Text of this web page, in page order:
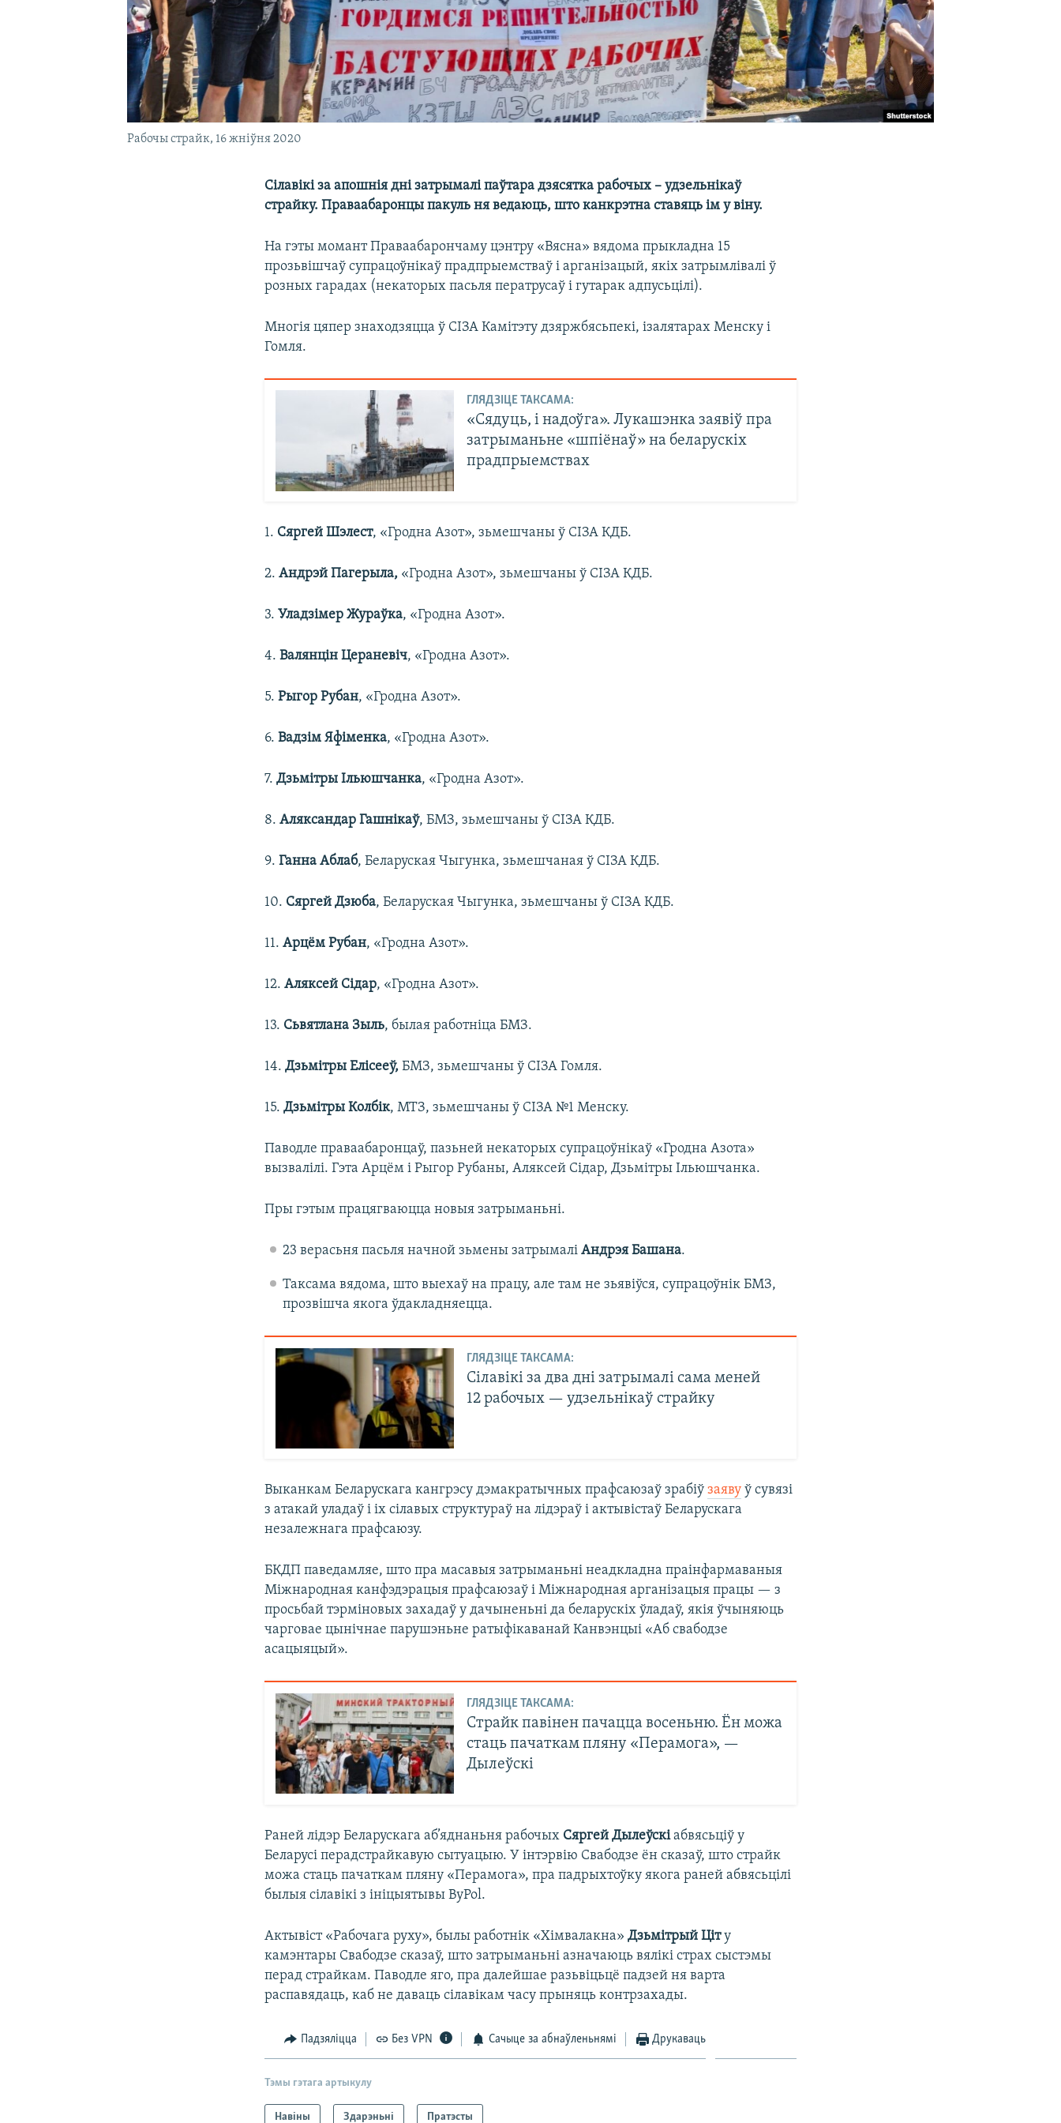
Рабочы страйк, 16 жніўня 2020
Сілавікі за апошнія дні затрымалі паўтара дзясятка рабочых – удзельнікаў
страйку. Праваабаронцы пакуль ня ведаюць, што канкрэтна ставяць ім у віну.
На гэты момант Праваабарончаму цэнтру «Вясна» вядома прыкладна 15
прозьвішчаў супрацоўнікаў прадпрыемстваў і арганізацый, якіх затрымлівалі ў
розных гарадах (некаторых пасьля ператрусаў і гутарак адпусьцілі).
Многія цяпер знаходзяцца ў СІЗА Камітэту дзяржбясьпекі, ізалятарах Менску і
Гомля.
ГЛЯДЗІЦЕ ТАКСАМА:
«Сядуць, і надоўга». Лукашэнка заявіў пра
затрыманьне «шпіёнаў» на беларускіх
прадпрыемствах
1. Сяргей Шэлест, «Гродна Азот», зьмешчаны ў СІЗА КДБ.
2.Андрэй Пагерыла, «Гродна Азот», зьмешчаны ў СІЗА КДБ.
3.Уладзімер Жураўка, «Гродна Азот».
4.Валянцін Цераневіч, «Гродна Азот».
5.Рыгор Рубан, «Гродна Азот».
6.Вадзім Яфіменка, «Гродна Азот».
7.Дзьмітры Ільюшчанка, «Гродна Азот».
8.Аляксандар Гашнікаў, БМЗ, зьмешчаны ў СІЗА КДБ.
9.Ганна Аблаб, Беларуская Чыгунка, зьмешчаная ў СІЗА КДБ.
10. Сяргей Дзюба, Беларуская Чыгунка, зьмешчаны ў СІЗА КДБ.
11.Арцём Рубан, «Гродна Азот».
12.Аляксей Сідар, «Гродна Азот».
13. Сьвятлана Зыль, былая работніца БМЗ.
14.Дзьмітры Елісееў,БМЗ, зьмешчаны ў СІЗА Гомля.
15.Дзьмітры Колбік, МТЗ, зьмешчаны ў СІЗА №1 Менску.
Паводле праваабаронцаў, пазьней некаторых супрацоўнікаў «Гродна Азота»
вызвалілі. Гэта Арцём і Рыгор Рубаны, Аляксей Сідар, Дзьмітры Ільюшчанка.
Пры гэтым працягваюцца новыя затрыманьні.
23 верасьня пасьля начной зьмены затрымалі Андрэя Башана.
Таксама вядома, што выехаў на працу, але там не зьявіўся, супрацоўнік БМЗ,
прозвішча якога ўдакладняецца.
ГЛЯДЗІЦЕ ТАКСАМА:
Сілавікі за два дні затрымалі сама меней
12 рабочых — удзельнікаў страйку
Выканкам Беларускага кангрэсу дэмакратычных прафсаюзаў зрабіўзаяву ў сувязі
з атакай уладаў і іх сілавых структураў на лідэраў і актывістаў Беларускага
незалежнага прафсаюзу.
БКДП паведамляе, што пра масавыя затрыманьні неадкладна праінфармаваныя
Міжнародная канфэдэрацыя прафсаюзаў і Міжнародная арганізацыя працы — з
просьбай тэрміновых захадаў у дачыненьні да беларускіх ўладаў, якія ўчыняюць
чарговае цынічнае парушэньне ратыфікаванай Канвэнцыі «Аб свабодзе
асацыяцый».
ГЛЯДЗІЦЕ ТАКСАМА:
Страйк павінен пачацца восеньню. Ён можа
стаць пачаткам пляну «Перамога», —
Дылеўскі
Раней лідэр Беларускага аб’яднаньня рабочых Сяргей Дылеўскіабвясьціў у
Беларусі перадстрайкавую сытуацыю. У інтэрвію Свабодзе ён сказаў, што страйк
можа стаць пачаткам пляну «Перамога», пра падрыхтоўку якога раней абвясьцілі
былыя сілавікі з ініцыятывы ByPol.
Актывіст «Рабочага руху», былы работнік «Хімвалакна»Дзьмітрый Ціту
камэнтары Свабодзе сказаў, што затрыманьні азначаюць вялікі страх сыстэмы
перад страйкам. Паводле яго, пра далейшае разьвіцьцё падзей ня варта
распавядаць, каб не даваць сілавікам часу прыняць контрзахады.
Падзяліцца Без VPN Сачыце за абнаўленьнямі Друкаваць
Тэмы гэтага артыкулу
Навіны Здарэньні Пратэсты